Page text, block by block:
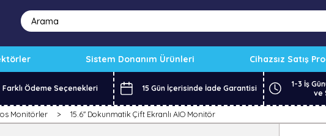
Sistem Donanım Ürünleri Cihazsız Satış
Farklı Ödeme Seçenekleri 15 Gün İçerisinde İade Garantisi
1-3 İş
ve
Monitörler 15.6'' Dokunmatik Çift Ekranlı AIO Monitör